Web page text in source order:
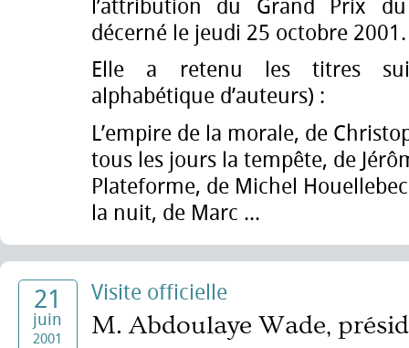
l’attribution du Grand Prix
décerné le jeudi 25 octobre 2001.
Elle a retenu les titres
alphabétique d’auteurs) :
L’empire de la morale, de
tous les jours la tempête, de
Plateforme, de Michel
la nuit, de Marc ...
21
juin
2001
Visite officielle
M. Abdoulaye Wade,